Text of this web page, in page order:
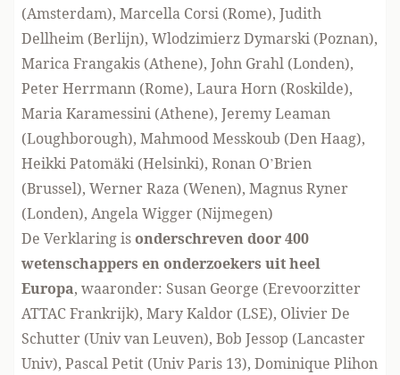
(Amsterdam), Marcella Corsi (Rome), Judith
Dellheim (Berlijn), Wlodzimierz Dymarski (Poznan),
Marica Frangakis (Athene), John Grahl (Londen),
Peter Herrmann (Rome), Laura Horn (Roskilde),
Maria Karamessini (Athene), Jeremy Leaman
(Loughborough), Mahmood Messkoub (Den Haag),
Heikki Patomäki (Helsinki), Ronan O’Brien
(Brussel), Werner Raza (Wenen), Magnus Ryner
(Londen), Angela Wigger (Nijmegen)
De Verklaring isonderschreven door 400
wetenschappers en onderzoekers uit heel
Europa, waaronder: Susan George (Erevoorzitter
ATTAC Frankrijk), Mary Kaldor (LSE), Olivier De
Schutter (Univ van Leuven), Bob Jessop (Lancaster
Univ), Pascal Petit (Univ Paris 13), Dominique Plihon